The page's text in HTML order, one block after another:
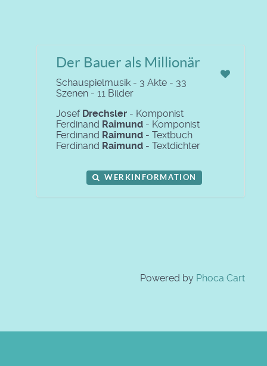
Der Bauer als Millionär
Schauspielmusik - 3 Akte - 33
Szenen - 11 Bilder
Josef Drechsler - Komponist
Ferdinand Raimund - Komponist
Ferdinand Raimund - Textbuch
Ferdinand Raimund - Textdichter
WERKINFORMATION
Powered by Phoca Cart